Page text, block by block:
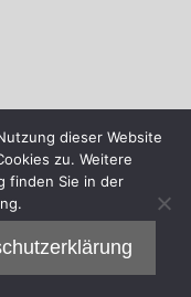
dieser Website
zu. Weitere
finden Sie in der